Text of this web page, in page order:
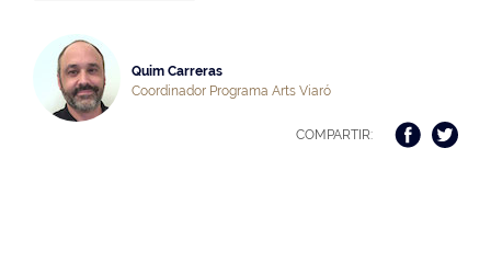
Quim Carreras
Coordinador Programa Arts Viaró
COMPARTIR: